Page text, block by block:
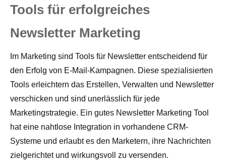
Tools für erfolgreiches
Newsletter Marketing
Im Marketing sind Tools für Newsletter entscheidend für
den Erfolg von E-Mail-Kampagnen. Diese spezialisierten
Tools erleichtern das Erstellen, Verwalten und Newsletter
verschicken und sind unerlässlich für jede
Marketingstrategie. Ein gutes Newsletter Marketing Tool
hat eine nahtlose Integration in vorhandene CRM-
Systeme und erlaubt es den Marketern, ihre Nachrichten
zielgerichtet und wirkungsvoll zu versenden.